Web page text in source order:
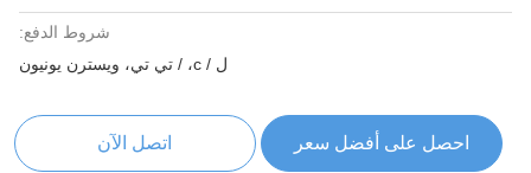
شروط الدفع:
ل / c، / تي تي، ويسترن يونيون
احصل على أفضل سعر اتصل الآن